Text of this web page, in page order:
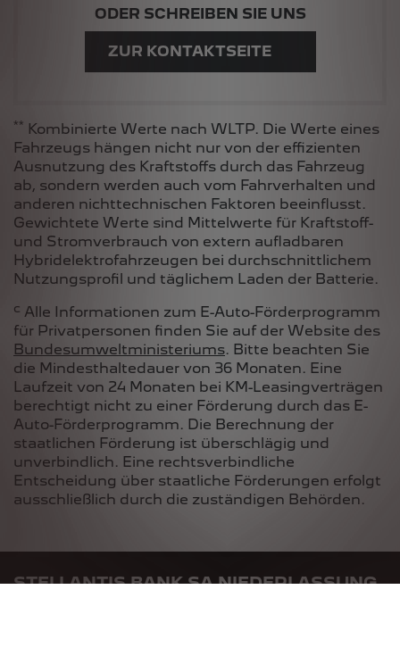
ODER SCHREIBEN SIE UNS
ZUR KONTAKTSEITE
** Kombinierte Werte nach WLTP. Die Werte eines
Fahrzeugs hängen nicht nur von der effizienten
Ausnutzung des Kraftstoffs durch das Fahrzeug
ab, sondern werden auch vom Fahrverhalten und
anderen nichttechnischen Faktoren beeinflusst.
Gewichtete Werte sind Mittelwerte für Kraftstoff-
und Stromverbrauch von extern aufladbaren
Hybridelektrofahrzeugen bei durchschnittlichem
Nutzungsprofil und täglichem Laden der Batterie.
c Alle Informationen zum E-Auto-Förderprogramm
für Privatpersonen finden Sie auf der Website des
Bundesumweltministeriums. Bitte beachten Sie
die Mindesthaltedauer von 36 Monaten. Eine
Laufzeit von 24 Monaten bei KM-Leasingverträgen
berechtigt nicht zu einer Förderung durch das E-
Auto-Förderprogramm. Die Berechnung der
staatlichen Förderung ist überschlägig und
unverbindlich. Eine rechtsverbindliche
Entscheidung über staatliche Förderungen erfolgt
ausschließlich durch die zuständigen Behörden.
STELLANTIS BANK SA NIEDERLASSUNG